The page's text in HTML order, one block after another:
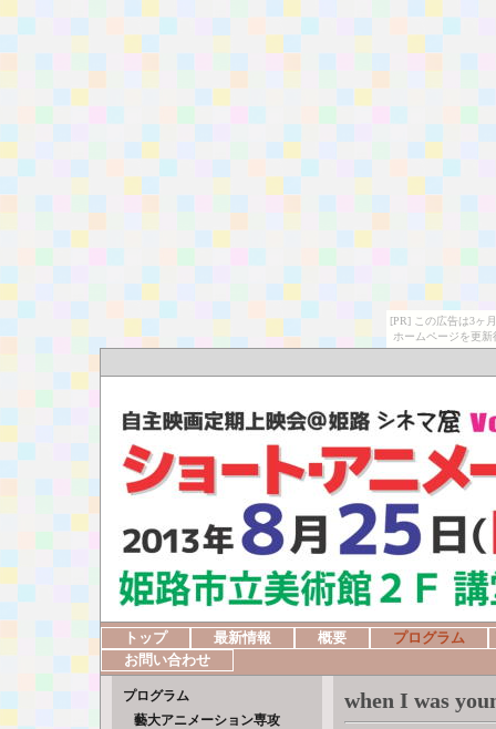
[PR] この広告は3ヶ
ホームページを更
トップ 最新情報 概要
プログラム
お問い合わせ
プログラム
藝大アニメーション専攻
when I was